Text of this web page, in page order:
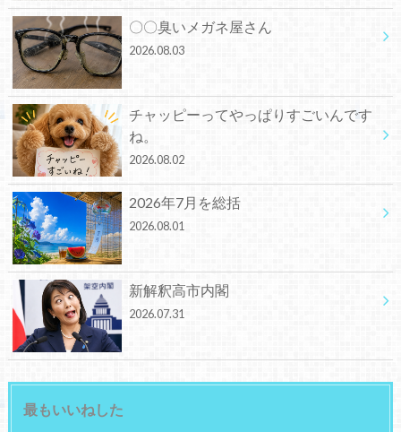
〇〇臭いメガネ屋さん
2026.08.03
チャッピーってやっぱりすごいんです
ね。
2026.08.02
2026年7月を総括
2026.08.01
新解釈高市内閣
2026.07.31
最もいいねした